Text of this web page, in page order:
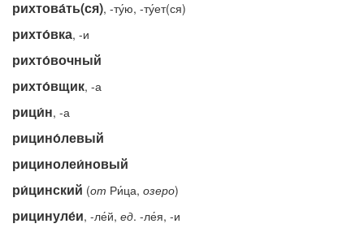
рихтова́ть(ся), -ту́ю, -ту́ет(ся)
рихто́вка, -и
рихто́вочный
рихто́вщик, -а
рици́н, -а
рицино́левый
рицинолеи́новый
ри́цинский (от Ри́ца, озеро)
рицинуле́и, -ле́й, ед. -ле́я, -и